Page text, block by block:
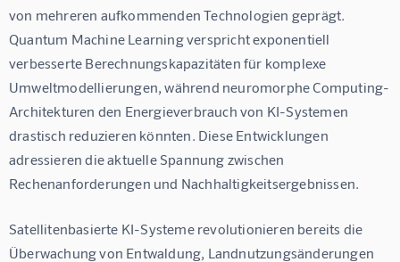
von mehreren aufkommenden Technologien geprägt.
Quantum Machine Learning verspricht exponentiell
verbesserte Berechnungskapazitäten für komplexe
Umweltmodellierungen, während neuromorphe Computing-
Architekturen den Energieverbrauch von KI-Systemen
drastisch reduzieren könnten. Diese Entwicklungen
adressieren die aktuelle Spannung zwischen
Rechenanforderungen und Nachhaltigkeitsergebnissen.
Satellitenbasierte KI-Systeme revolutionieren bereits die
Überwachung von Entwaldung, Landnutzungsänderungen